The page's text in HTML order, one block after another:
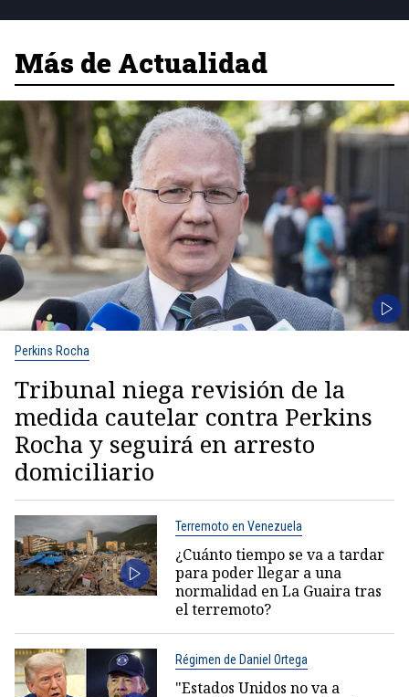
Más de Actualidad
Perkins Rocha
Tribunal niega revisión de la
medida cautelar contra Perkins
Rocha y seguirá en arresto
domiciliario
Terremoto en Venezuela
¿Cuánto tiempo se va a tardar
para poder llegar a una
normalidad en La Guaira tras
el terremoto?
Régimen de Daniel Ortega
"Estados Unidos no va a